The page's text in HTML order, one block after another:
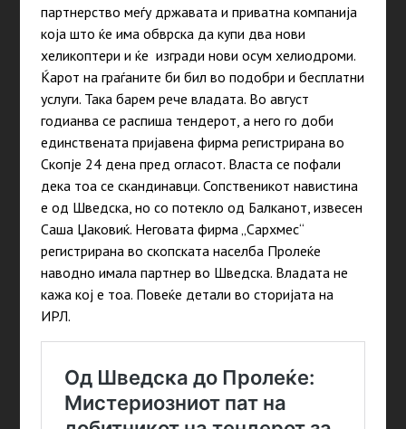
партнерство меѓу државата и приватна компанија
која што ќе има обврска да купи два нови
хеликоптери и ќе изгради нови осум хелиодроми.
Ќарот на граѓаните би бил во подобри и бесплатни
услуги. Така барем рече владата. Во август
годианва се распиша тендерот, а него го доби
единствената пријавена фирма регистрирана во
Скопје 24 дена пред огласот. Власта се пофали
дека тоа се скандинавци. Сопственикот навистина
е од Шведска, но со потекло од Балканот, извесен
Саша Џаковиќ. Неговата фирма Сархмес“
регистрирана во скопската населба Пролеќе
наводно имала партнер во Шведска. Владата не
кажа кој е тоа. Повеќе детали во сторијата на
ИРЛ.